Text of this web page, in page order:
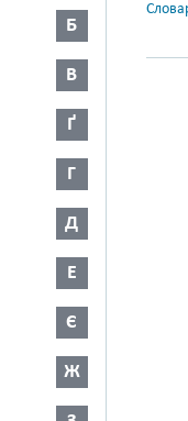
Б
В
Ґ
Г
Д
Е
Є
Ж